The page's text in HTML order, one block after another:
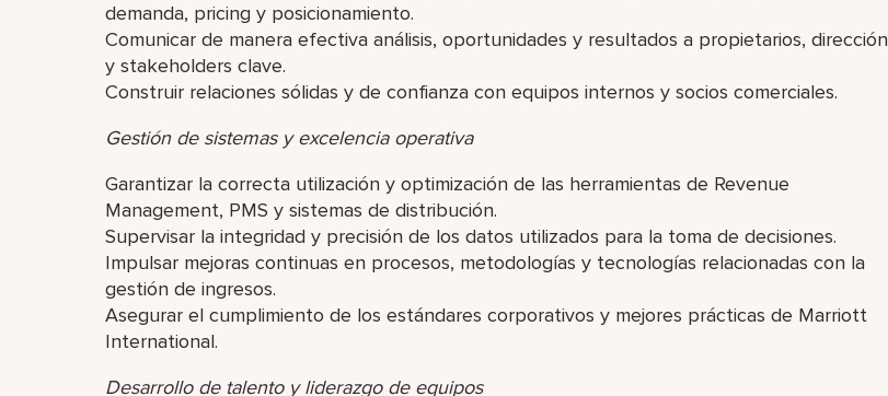
demanda, pricing y posicionamiento.
Comunicar de manera efectiva análisis, oportunidades y resultados a propietarios, dirección
y stakeholders clave.
Construir relaciones sólidas y de confianza con equipos internos y socios comerciales.
Gestión de sistemas y excelencia operativa
Garantizar la correcta utilización y optimización de las herramientas de Revenue
Management, PMS y sistemas de distribución.
Supervisar la integridad y precisión de los datos utilizados para la toma de decisiones.
Impulsar mejoras continuas en procesos, metodologías y tecnologías relacionadas con la
gestión de ingresos.
Asegurar el cumplimiento de los estándares corporativos y mejores prácticas de Marriott
International.
Desarrollo de talento y liderazgo de equipos